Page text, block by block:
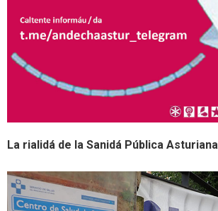
La rialidá de la Sanidá Pública Asturiana